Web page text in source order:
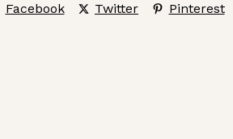
Facebook Twitter Pinterest